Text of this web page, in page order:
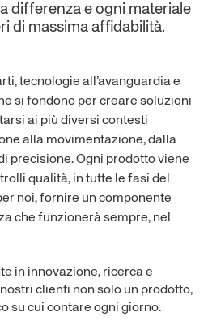
differenza e ogni materiale
di massima affidabilità.
tecnologie all’avanguardia e
si fondono per creare soluzioni
ai più diversi contesti
alla movimentazione, dalla
precisione. Ogni prodotto viene
qualità, in tutte le fasi del
noi, fornire un componente
che funzionerà sempre, nel
in innovazione, ricerca e
clienti non solo un prodotto,
su cui contare ogni giorno.